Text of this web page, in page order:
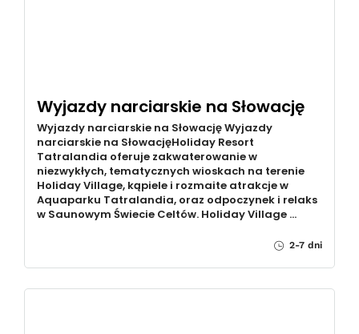
Wyjazdy narciarskie na Słowację
Wyjazdy narciarskie na Słowację Wyjazdy
narciarskie na SłowacjęHoliday Resort
Tatralandia oferuje zakwaterowanie w
niezwykłych, tematycznych wioskach na terenie
Holiday Village, kąpiele i rozmaite atrakcje w
Aquaparku Tatralandia, oraz odpoczynek i relaks
w Saunowym Świecie Celtów. Holiday Village …
2-7 dni